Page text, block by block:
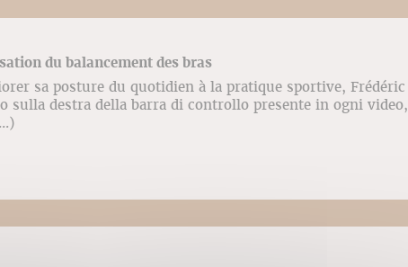
du balancement des bras
sa posture du quotidien à la pratique sportive, Frédéric
sulla destra della barra di controllo presente in ogni video,